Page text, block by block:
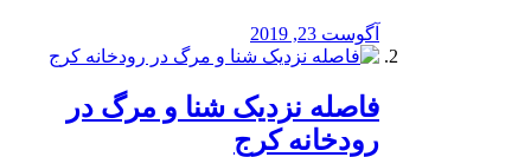
آگوست 23, 2019
️فاصله نزدیک شنا و مرگ در
رودخانه کرج